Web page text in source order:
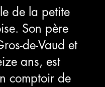
de la petite
Son père
de-Vaud et
ans, est
comptoir de